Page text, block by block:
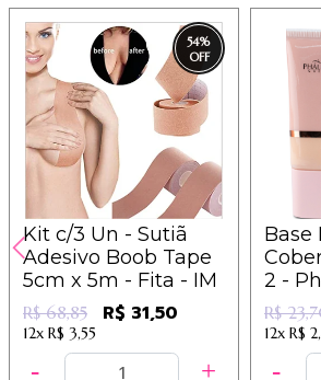
54%
Kit c/3 Un - Sutiã
Adesivo Boob Tape
5cm x 5m - Fita - IM
R$ 68,85 R$ 31,50
12x R$ 3,55
Base
2 -
R$
12x R$